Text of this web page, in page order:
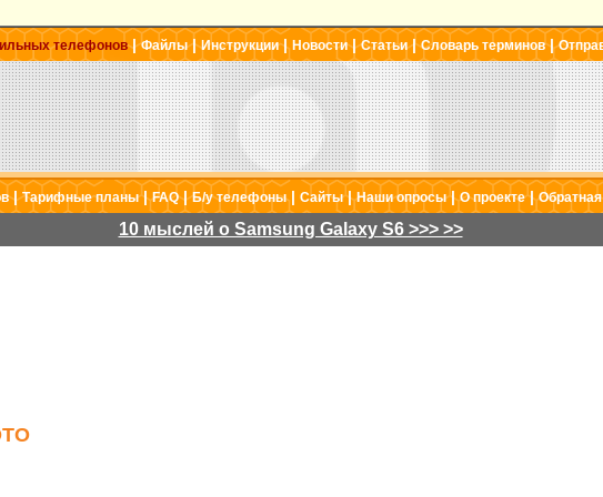
телефонов|Файлы|Инструкции| Новости|Статьи|Словарь терминов|
|Тарифные планы|FAQ|Б/у телефоны| Сайты|Наши опросы|О проекте|Обратная
10 мыслей о Samsung Galaxy S6 >>> >>